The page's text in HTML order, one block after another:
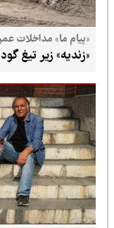
«پیام ما» مداخلات
«زندیه» زیر تیغ